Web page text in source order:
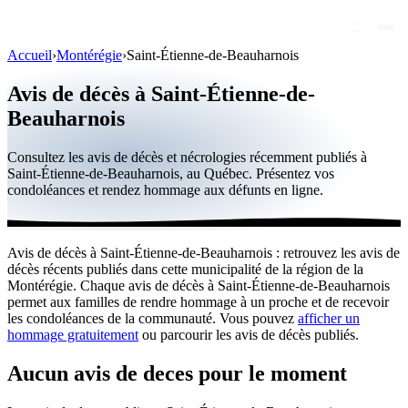
Personnalités publiques
Canada
Par ville
Maisons funéraires
Éternea
Blog
Accueil›Montérégie›Saint-Étienne-de-Beauharnois
Avis de décès à Saint-Étienne-de-
Beauharnois
Consultez les avis de décès et nécrologies récemment publiés à
Saint-Étienne-de-Beauharnois, au Québec. Présentez vos
condoléances et rendez hommage aux défunts en ligne.
Avis de décès à Saint-Étienne-de-Beauharnois : retrouvez les avis de
décès récents publiés dans cette municipalité de la région de la
Montérégie. Chaque avis de décès à Saint-Étienne-de-Beauharnois
permet aux familles de rendre hommage à un proche et de recevoir
les condoléances de la communauté. Vous pouvez afficher un
hommage gratuitement ou parcourir les avis de décès publiés.
Aucun avis de deces pour le moment